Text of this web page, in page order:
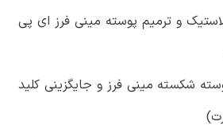
و ترمیم پوسته مینی فرز ای پی
شکسته مینی فرز و جایگزینی کلید